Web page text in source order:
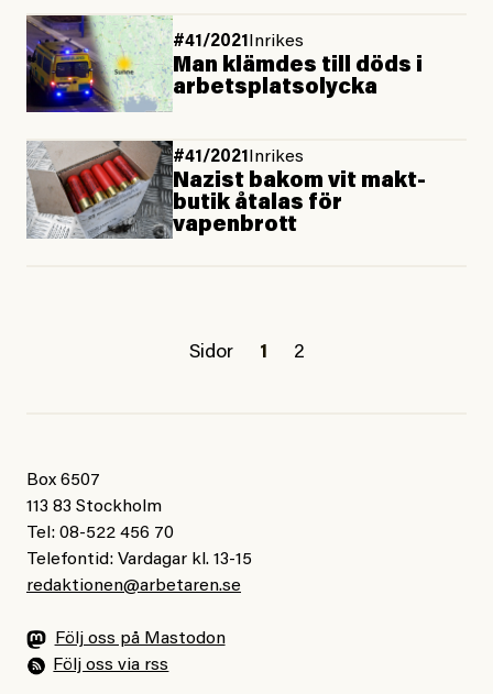
#41/2021 Inrikes
Man klämdes till döds i
arbetsplatsolycka
#41/2021 Inrikes
Nazist bakom vit makt-
butik åtalas för
vapenbrott
Sidor 1 2
Box 6507
113 83 Stockholm
Tel: 08-522 456 70
Telefontid: Vardagar kl. 13-15
redaktionen@arbetaren.se
Följ oss på Mastodon
Följ oss via rss